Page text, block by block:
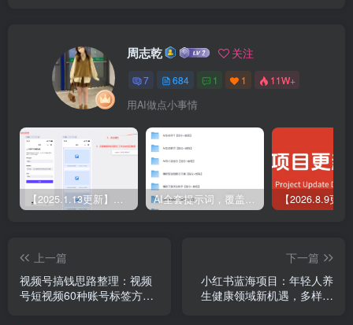
周志乾 关注
7 684 1 1 11W+
用AI做点小事情
上一篇
视频号搞钱思路整理：视频
号短视频60种账号标签方向
下一篇
小红书蓝海项目：年轻人养
生健康领域新机遇，多样变